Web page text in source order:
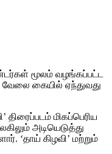
மூலம் வழங்கப்பட்ட
கையில் ஏந்துவது
திரைப்படம் மிகப்பெரிய
அடியெடுத்து
‘தாய் கிழவி’ மற்றும்